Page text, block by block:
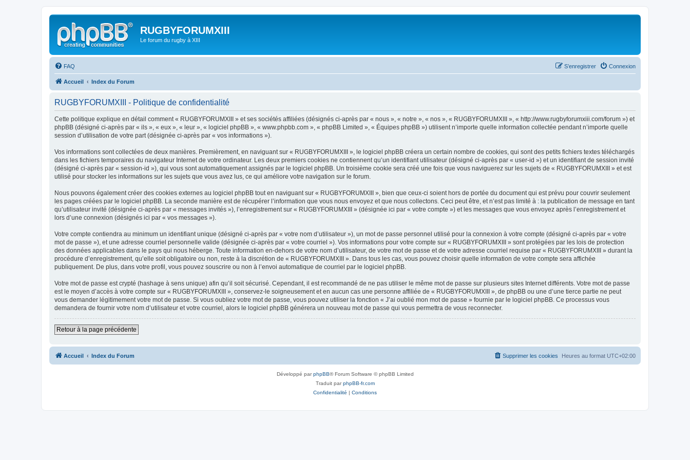
RUGBYFORUMXIII
Le forum du rugby à XIII
FAQ Connexion
S’enregistrer
Accueil Index du Forum
RUGBYFORUMXIII - Politique de confidentialité
Cette politique explique en détail comment « RUGBYFORUMXIII » et ses sociétés affiliées (désignés ci-après par « nous », « notre », « nos », « RUGBYFORUMXIII », « http://www.rugbyforumxiii.com/forum ») et
phpBB (désigné ci-après par « ils », « eux », « leur », « logiciel phpBB », « www.phpbb.com », « phpBB Limited », « Équipes phpBB ») utilisent n’importe quelle information collectée pendant n’importe quelle
session d’utilisation de votre part (désignée ci-après par « vos informations »).
Vos informations sont collectées de deux manières. Premièrement, en naviguant sur « RUGBYFORUMXIII », le logiciel phpBB créera un certain nombre de cookies, qui sont des petits fichiers textes téléchargés
dans les fichiers temporaires du navigateur Internet de votre ordinateur. Les deux premiers cookies ne contiennent qu’un identifiant utilisateur (désigné ci-après par « user-id ») et un identifiant de session invité
(désigné ci-après par « session-id »), qui vous sont automatiquement assignés par le logiciel phpBB. Un troisième cookie sera créé une fois que vous naviguerez sur les sujets de « RUGBYFORUMXIII » et est
utilisé pour stocker les informations sur les sujets que vous avez lus, ce qui améliore votre navigation sur le forum.
Nous pouvons également créer des cookies externes au logiciel phpBB tout en naviguant sur « RUGBYFORUMXIII », bien que ceux-ci soient hors de portée du document qui est prévu pour couvrir seulement
les pages créées par le logiciel phpBB. La seconde manière est de récupérer l’information que vous nous envoyez et que nous collectons. Ceci peut être, et n’est pas limité à : la publication de message en tant
qu’utilisateur invité (désignée ci-après par « messages invités »), l’enregistrement sur « RUGBYFORUMXIII » (désignée ici par « votre compte ») et les messages que vous envoyez après l’enregistrement et
lors d’une connexion (désignés ici par « vos messages »).
Votre compte contiendra au minimum un identifiant unique (désigné ci-après par « votre nom d’utilisateur »), un mot de passe personnel utilisé pour la connexion à votre compte (désigné ci-après par « votre
mot de passe »), et une adresse courriel personnelle valide (désignée ci-après par « votre courriel »). Vos informations pour votre compte sur « RUGBYFORUMXIII » sont protégées par les lois de protection
des données applicables dans le pays qui nous héberge. Toute information en-dehors de votre nom d’utilisateur, de votre mot de passe et de votre adresse courriel requise par « RUGBYFORUMXIII » durant la
procédure d’enregistrement, qu’elle soit obligatoire ou non, reste à la discrétion de « RUGBYFORUMXIII ». Dans tous les cas, vous pouvez choisir quelle information de votre compte sera affichée
publiquement. De plus, dans votre profil, vous pouvez souscrire ou non à l’envoi automatique de courriel par le logiciel phpBB.
Votre mot de passe est crypté (hashage à sens unique) afin qu’il soit sécurisé. Cependant, il est recommandé de ne pas utiliser le même mot de passe sur plusieurs sites Internet différents. Votre mot de passe
est le moyen d’accès à votre compte sur « RUGBYFORUMXIII », conservez-le soigneusement et en aucun cas une personne affiliée de « RUGBYFORUMXIII », de phpBB ou une d’une tierce partie ne peut
vous demander légitimement votre mot de passe. Si vous oubliez votre mot de passe, vous pouvez utiliser la fonction « J’ai oublié mon mot de passe » fournie par le logiciel phpBB. Ce processus vous
demandera de fournir votre nom d’utilisateur et votre courriel, alors le logiciel phpBB générera un nouveau mot de passe qui vous permettra de vous reconnecter.
Retour à la page précédente
Accueil Index du Forum Heures au format UTC+02:00
Supprimer les cookies
Développé parphpBB® Forum Software © phpBB Limited
Traduit parphpBB-fr.com
Confidentialité | Conditions